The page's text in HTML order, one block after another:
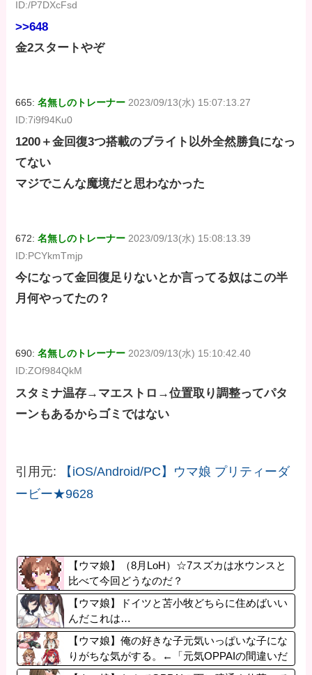
ID:/P7DXcFsd
>>648
金2スタートやぞ
665:名無しのトレーナー 2023/09/13(水) 15:07:13.27
ID:7i9f94Ku0
1200＋金回復3つ搭載のブライト以外全然勝負になっ
てない
マジでこんな魔境だと思わなかった
672:名無しのトレーナー 2023/09/13(水) 15:08:13.39
ID:PCYkmTmjp
今になって金回復足りないとか言ってる奴はこの半
月何やってたの？
690:名無しのトレーナー 2023/09/13(水) 15:10:42.40
ID:ZOf984QkM
スタミナ温存→マエストロ→位置取り調整ってパタ
ーンもあるからゴミではない
引用元:
【iOS/Android/PC】ウマ娘 プリティーダ
ービー★9628
【ウマ娘】（8月LoH）☆7スズカは水ウンスと
比べて今回どうなのだ？
【ウマ娘】ドイツと苫小牧どちらに住めばいい
んだこれは…
【ウマ娘】俺の好きな子元気いっぱいな子にな
りがちな気がする。←「元気OPPAIの間違いだ
ろ…」